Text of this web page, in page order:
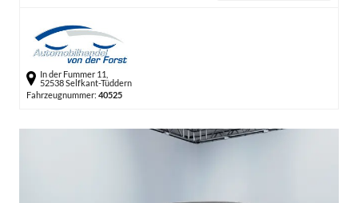
In der Fummer 11,
52538 Selfkant-Tüddern
Fahrzeugnummer: 40525